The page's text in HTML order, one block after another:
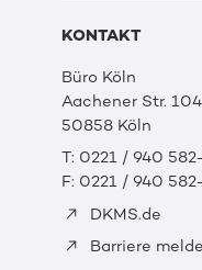
KONTAKT
Büro Köln
Aachener Str.
50858 Köln
T: 0221 / 940
F: 0221 / 940
DKMS.de
Barriere